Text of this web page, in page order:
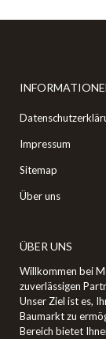
Impressum
Sitemap
Über uns
ÜBER UNS
Willkommen bei
zuverlässigen
Unser Ziel ist es,
Baumarkt zu
Bereich bietet